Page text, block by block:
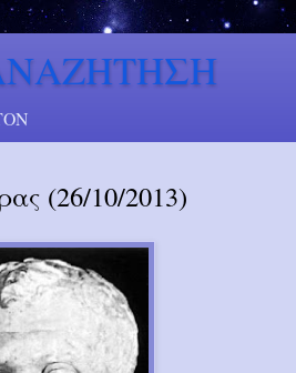
(26/10/2013)